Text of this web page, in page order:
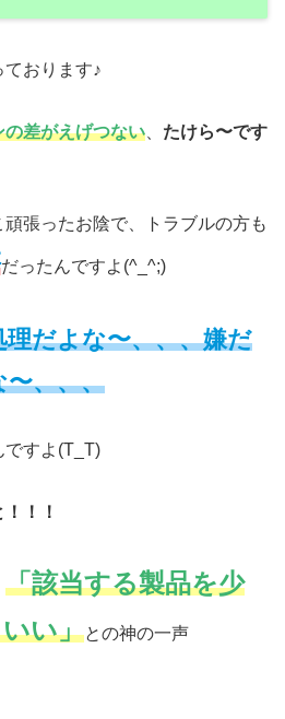
おります♪
の差がえげつない
たけら〜です
張ったお陰で、トラブルの方も
だったんですよ(^_^;)
理だよな〜、、、嫌だ
〜、、、
ですよ(T_T)
！！
「該当する製品を少
い」との神の一声